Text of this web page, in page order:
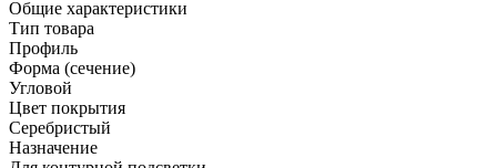
Общие характеристики
Тип товара
Профиль
Форма (сечение)
Угловой
Цвет покрытия
Серебристый
Назначение